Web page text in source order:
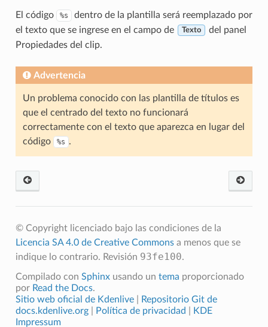
El código %s
dentro de la plantilla será reemplazado por
el texto que se ingrese en el campo de
Texto
del panel
Propiedades del clip.
Advertencia
Un problema conocido con las plantilla de títulos es
que el centrado del texto no funcionará
correctamente con el texto que aparezca en lugar del
código
%s .
© Copyright licenciado bajo las condiciones de la
Licencia SA 4.0 de Creative Commonsa menos que se
indique lo contrario. Revisión 93fe100.
Compilado con Sphinxusando un tema proporcionado
por Read the Docs.
Sitio web oficial de Kdenlive|
Repositorio Git de
docs.kdenlive.org
Política de privacidad
KDE
Impressum